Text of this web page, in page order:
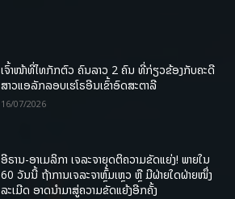
ເຈົ້າໜ້າທີ່ໄທກັກຕົວ ຄົນລາວ 2 ຄົນ ທີ່ກ່ຽວຂ້ອງກັບຄະດີ
ສາວແອລັກລອບເຮໂຣອີນເຂົ້າອົດສະຕາລີ
16/07/2026
ອີຣານ-ອາເມລິກາ ເຈລະຈາຍຸດຕິຄວາມຂັດແຍ່ງ! ພາຍໃນ
60 ວັນນີ້ ຖ້າການເຈລະຈາຫຼົ້ມເຫຼວ ຫຼື ມີຝ່າຍໃດຝ່າຍໜຶ່ງ
ລະເມີດ ອາດນໍາມາສູ່ຄວາມຂັດແຍ້ງອີກຄັ້ງ